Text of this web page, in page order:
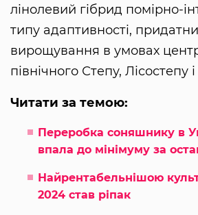
лінолевий гібрид помірно-
типу адаптивності,
вирощування в умовах
північного Степу, Лісостепу
Читати за темою:
Переробка соняшнику в
впала до мінімуму за
Найрентабельнішою
2024 став ріпак